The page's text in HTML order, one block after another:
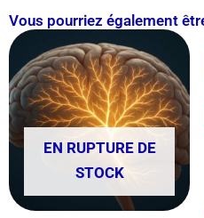
Vous pourriez également
EN RUPTURE DE
STOCK